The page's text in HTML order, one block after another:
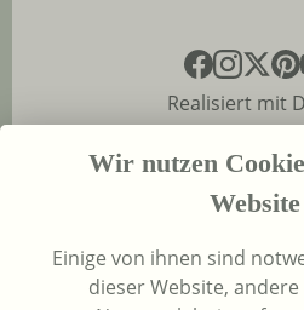
Realisiert mit
Wir nutzen
Einige von ihnen sind
dieser Website,